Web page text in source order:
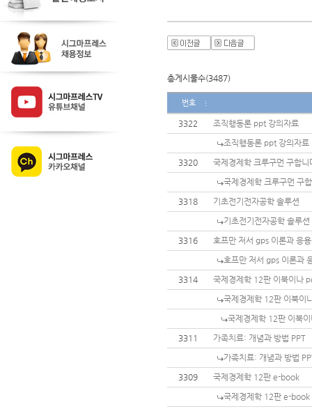
총게시물수(3487)
번호
3322
조직행동론 ppt 강의자료
조직행동론 ppt 강의자료
3320
국제경제학 크루구먼 구합니
국제경제학 크루구먼 구
3318
기초전기전자공학 솔루션
기초전기전자공학 솔루션
3316
호프만 저서 gps 이론과 응
호프만 저서 gps 이론과
3314
국제경제학 12판 이북이나
국제경제학 12판 이북이
국제경제학 12판 이북
3311
가족치료: 개념과 방법 PPT
가족치료: 개념과 방법
3309
국제경제학 12판 e-book
국제경제학 12판 e-book